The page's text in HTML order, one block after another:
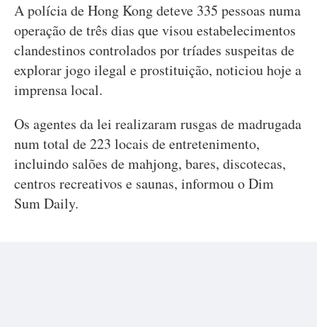
A polícia de Hong Kong deteve 335 pessoas numa
operação de três dias que visou estabelecimentos
clandestinos controlados por tríades suspeitas de
explorar jogo ilegal e prostituição, noticiou hoje a
imprensa local.
Os agentes da lei realizaram rusgas de madrugada
num total de 223 locais de entretenimento,
incluindo salões de mahjong, bares, discotecas,
centros recreativos e saunas, informou o Dim
Sum Daily.